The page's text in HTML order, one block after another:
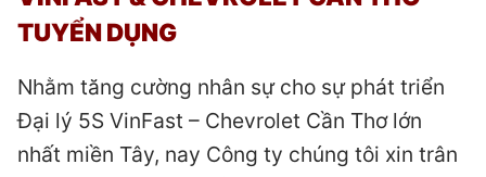
TUYỂN DỤNG
Nhằm tăng cường nhân sự cho sự phát triển
Đại lý 5S VinFast – Chevrolet Cần Thơ lớn
nhất miền Tây, nay Công ty chúng tôi xin trân